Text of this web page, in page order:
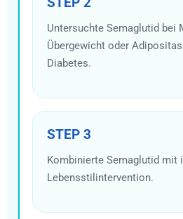
Untersuchte Semaglutid bei
Übergewicht oder Adipositas
Diabetes.
STEP 3
Kombinierte Semaglutid mit
Lebensstilintervention.